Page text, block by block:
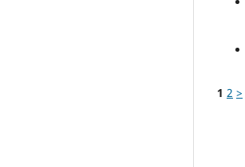
1 2 >